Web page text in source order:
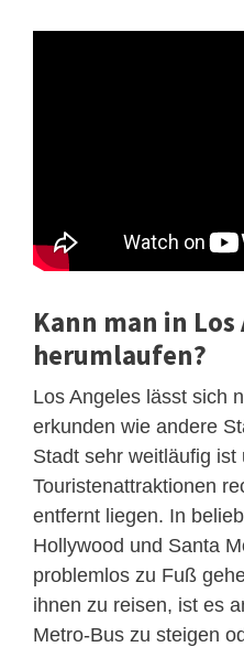
Kann man in
herumlaufen?
Los Angeles lässt sich
erkunden wie andere
Stadt sehr weitläufig ist
Touristenattraktionen
entfernt liegen. In
Hollywood und Santa
problemlos zu Fuß
ihnen zu reisen, ist es
Metro-Bus zu steigen